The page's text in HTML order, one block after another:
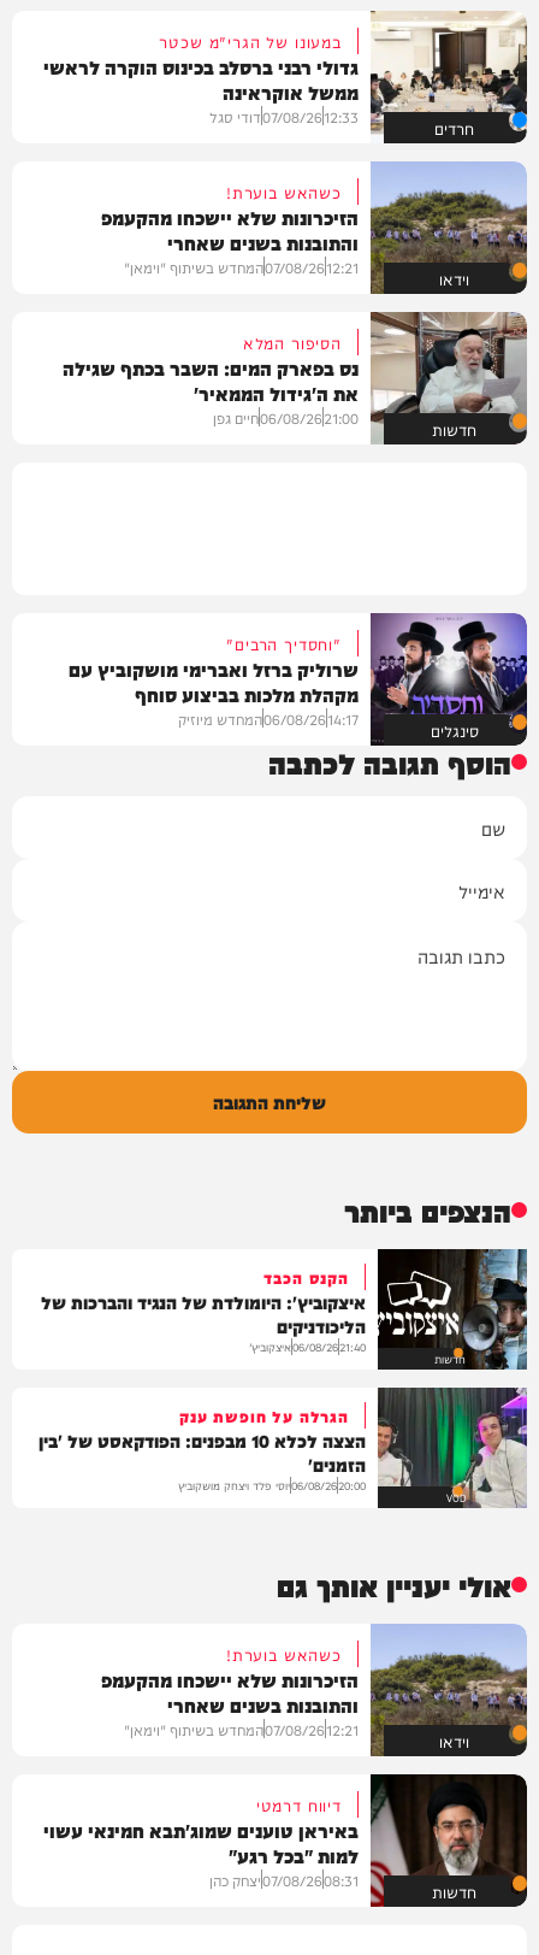
חרדים
במעונו של הגרי"מ שכטר
גדולי רבני ברסלב בכינוס הוקרה לראשי
ממשל אוקראינה
12:33
07/08/26דודי סגל
וידאו
כשהאש בוערת!
הזיכרונות שלא יישכחו מהקעמפ
והתובנות בשנים שאחרי
12:21
07/08/26המחדש בשיתוף "וימאן"
חדשות
הסיפור המלא
נס בפארק המים: השבר בכתף שגילה
את ה'גידול הממאיר'
21:00
06/08/26חיים גפן
סינגלים
"וחסדיך הרבים"
שרוליק ברזל ואברימי מושקוביץ עם
מקהלת מלכות בביצוע סוחף
14:17
06/08/26המחדש מיוזיק
הוסף תגובה לכתבה
שליחת התגובה
הנצפים ביותר
חדשות
הקנס הכבד
איצקוביץ': היומולדת של הנגיד והברכות של
הליכודניקים
21:40
06/08/26איצקוביץ'
VOD
הגרלה על חופשת ענק
הצצה לכלא 10 מבפנים: הפודקאסט של 'בין
הזמנים'
20:00
06/08/26יוסי פלד ויצחק מושקוביץ
אולי יעניין אותך גם
וידאו
כשהאש בוערת!
הזיכרונות שלא יישכחו מהקעמפ
והתובנות בשנים שאחרי
12:21
07/08/26המחדש בשיתוף "וימאן"
חדשות
דיווח דרמטי
באיראן טוענים שמוג'תבא חמינאי עשוי
למות "בכל רגע"
08:31
07/08/26יצחק כהן